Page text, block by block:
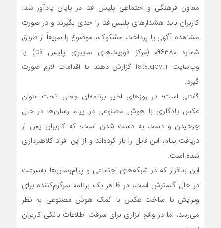
معاون فرهنگی و اجتماعی پلیس فتا در پایان یادآور شد:
کاربران باید هشدار‌های پلیس فتا را جدی بگیرند و در صورت
مشاهده آگهی یا پرداخت مشکوک، موضوع را سریعاً از طریق
شماره ۰۹۶۳۸۰ (مرکز فوریت‌های سایبری پلیس فتا) یا
وب‌سایت fata.gov.ir گزارش دهند تا اقدامات لازم صورت
گیرد.
گفتنی است؛ در روز‌های اخیر برنامه‌ای جعلی تحت عنوان
عکس یادگاری با هوش مصنوعی در پیام رسان‌ها در حال
چرخیدن و دست به دست شدن است؛ که کاربران پس از
دریافت پیام، این فایل را باز کرده‌اند و از این افراد کلاهبرداری
شده است.
این بدافزار که در شبکه‌های اجتماعی و پیام‌رسان‌ها به‌سرعت
در حال گسترش است، در ظاهر یک برنامه سرگرم‌کننده برای
ویرایش یا ساخت عکس با کمک هوش مصنوعی به نظر
می‌رسد، اما در واقع ابزاری برای سرقت اطلاعات بانکی کاربران